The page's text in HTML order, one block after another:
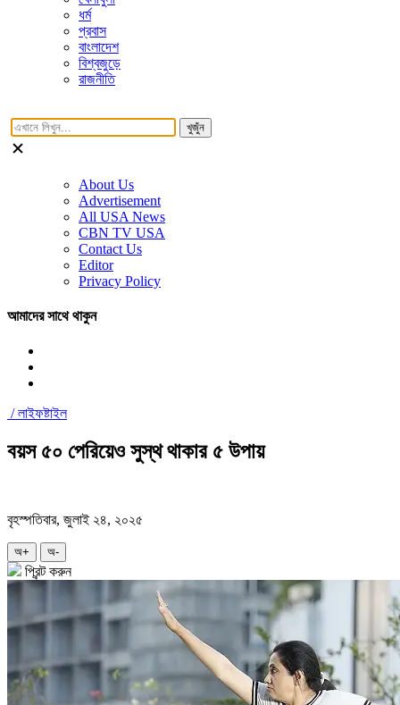
ধর্ম
প্রবাস
বাংলাদেশ
বিশ্বজুড়ে
রাজনীতি
খুজুঁন
About Us
Advertisement
All USA News
CBN TV USA
Contact Us
Editor
Privacy Policy
আমাদের সাথে থাকুন
/লাইফষ্টাইল
বয়স ৫০ পেরিয়েও সুস্থ থাকার ৫ উপায়
বৃহস্পতিবার, জুলাই ২৪, ২০২৫
অ+ অ-
প্রিন্ট করুন